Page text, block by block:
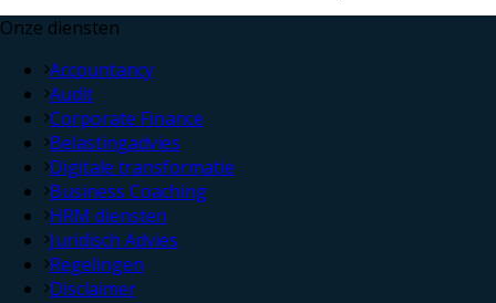
Onze diensten
Accountancy
Audit
Corporate Finance
Belastingadvies
Digitale transformatie
Business Coaching
HRM diensten
Juridisch Advies
Regelingen
Disclaimer